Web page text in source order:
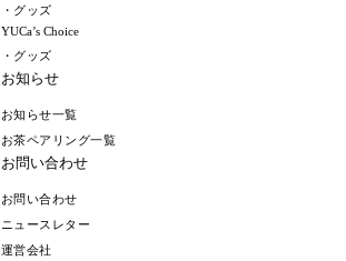
・グッズ
YUCa’s Choice
・グッズ
お知らせ
お知らせ一覧
お茶ペアリング一覧
お問い合わせ
お問い合わせ
ニュースレター
運営会社